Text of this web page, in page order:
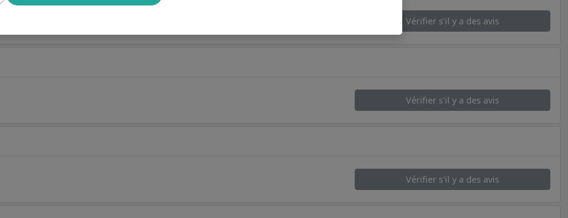
Vérifier s'il y a des avis
Vérifier s'il y a des avis
Vérifier s'il y a des avis